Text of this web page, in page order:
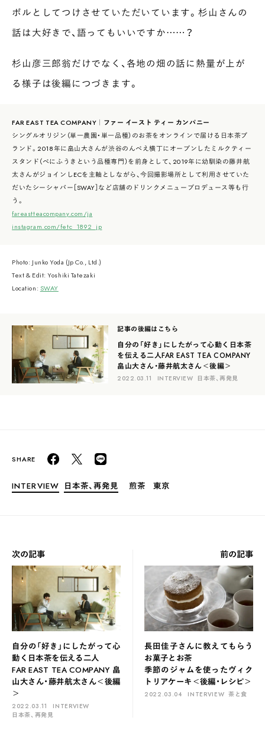
ボルとしてつけさせていただいています。杉山さんの
話は大好きで、語ってもいいですか……？
杉山彦三郎翁だけでなく、各地の畑の話に熱量が上が
る様子は後編につづきます。
FAR EAST TEA COMPANY｜ファー イースト ティー カンパニー
シングルオリジン（単一農園・単一品種）のお茶をオンラインで届ける日本茶ブ
ランド。2018年に畠山大さんが渋谷のんべえ横丁にオープンしたミルクティー
スタンド（べにふうきという品種専門）を前身として、2019年に幼馴染の藤井航
太さんがジョインしECを主軸としながら、今回撮影場所として利用させていた
だいたシーシャバー［SWAY］など店舗のドリンクメニュープロデュース等も行
う。
fareastteacompany.com/ja
instagram.com/fetc_1892_jp
Photo: Junko Yoda (Jp Co., Ltd.)
Text & Edit: Yoshiki Tatezaki
Location: SWAY
記事の後編はこちら
自分の「好き」にしたがって心動く日本茶
を伝える二人FAR EAST TEA COMPANY
畠山大さん・藤井航太さん＜後編＞
2022.03.11 INTERVIEW 日本茶、再発見
INTERVIEW 日本茶、再発見 煎茶 東京
次の記事
自分の「好き」にしたがって心
動く日本茶を伝える二人
FAR EAST TEA COMPANY 畠
山大さん・藤井航太さん＜後編
＞
2022.03.11
INTERVIEW
日本茶、再発見
前の記事
長田佳子さんに教えてもらう
お菓子とお茶
季節のジャムを使ったヴィク
トリアケーキ＜後編・レシピ＞
2022.03.04 INTERVIEW 茶と食